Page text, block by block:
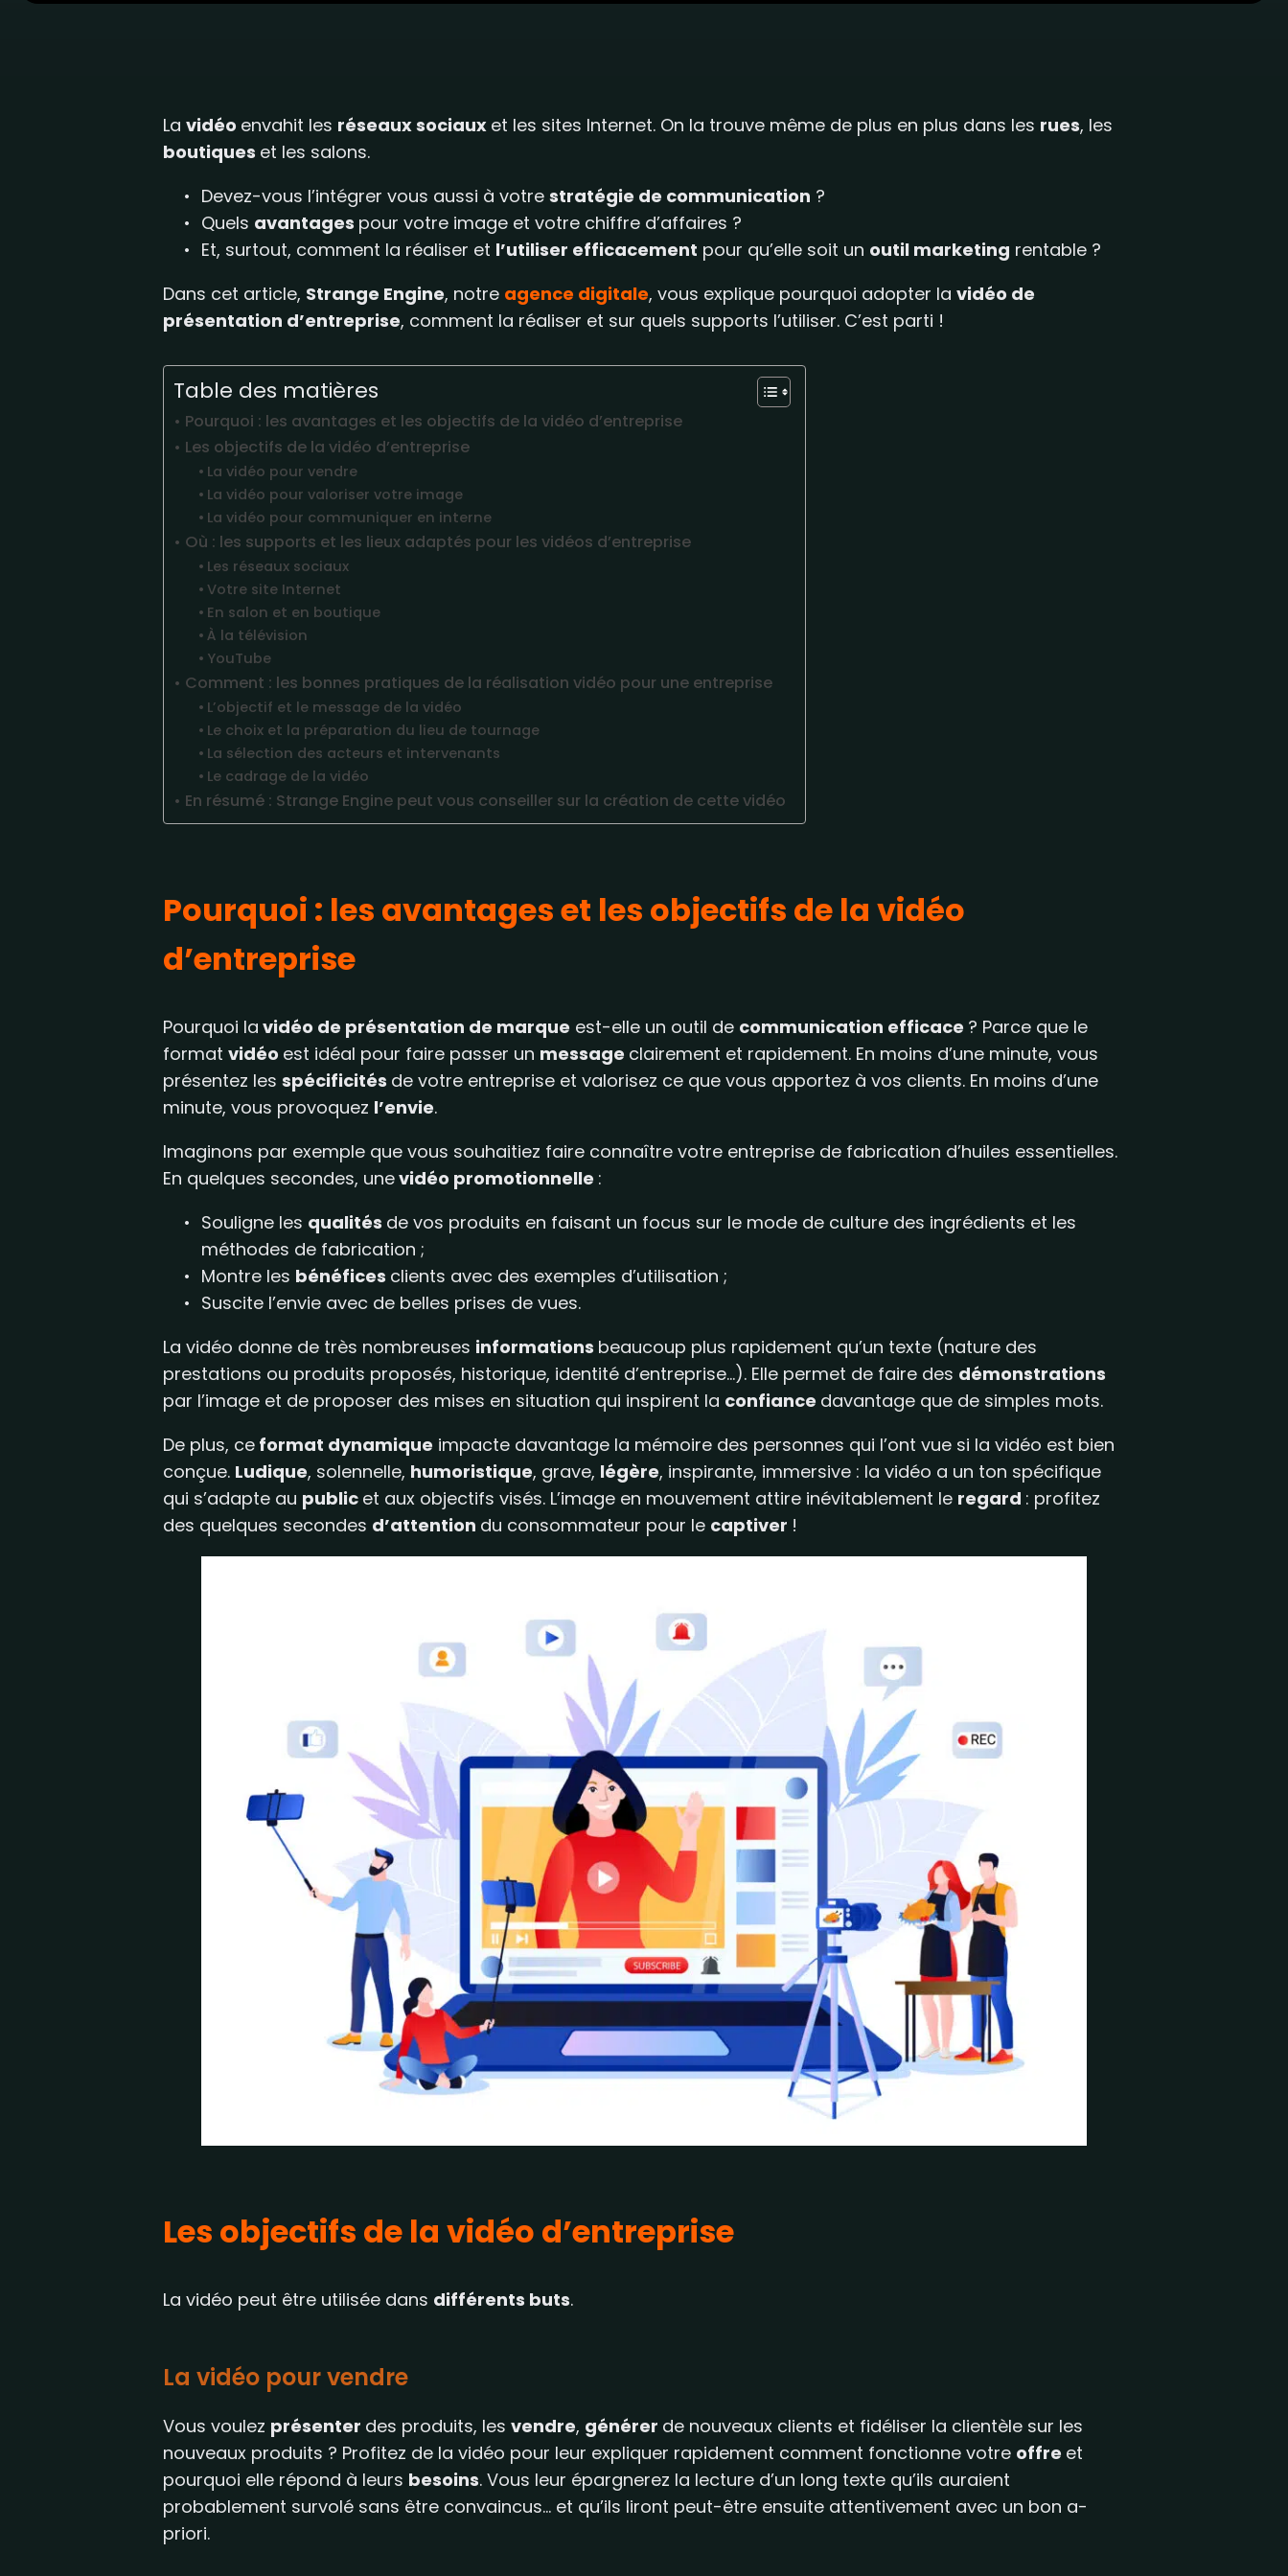
Lavidéo envahit les réseaux sociaux et les sites Internet. On la trouve même de plus en plus dans les rues, les
boutiques et les salons.
Devez-vous l’intégrer vous aussi à votrestratégie de communication ?
Quels avantages pour votre image et votre chiffre d’affaires ?
Et, surtout, comment la réaliser et l’utiliser efficacement pour qu’elle soit un outil marketing rentable ?
Dans cet article, Strange Engine, notre agence digitale, vous explique pourquoi adopter lavidéo de
présentation d’entreprise, comment la réaliser et sur quels supports l’utiliser. C’est parti !
Table des matières
Pourquoi : les avantages et les objectifs de la vidéo d’entreprise
Les objectifs de la vidéo d’entreprise
La vidéo pour vendre
La vidéo pour valoriser votre image
La vidéo pour communiquer en interne
Où : les supports et les lieux adaptés pour les vidéos d’entreprise
Les réseaux sociaux
Votre site Internet
En salon et en boutique
À la télévision
YouTube
Comment : les bonnes pratiques de la réalisation vidéo pour une entreprise
L’objectif et le message de la vidéo
Le choix et la préparation du lieu de tournage
La sélection des acteurs et intervenants
Le cadrage de la vidéo
En résumé : Strange Engine peut vous conseiller sur la création de cette vidéo
Pourquoi : les avantages et les objectifs de la vidéo
d’entreprise
Pourquoi la vidéo de présentation de marque est-elle un outil de communication efficace ? Parce que le
formatvidéo est idéal pour faire passer un message clairement et rapidement. En moins d’une minute, vous
présentez lesspécificités de votre entreprise et valorisez ce que vous apportez à vos clients. En moins d’une
minute, vous provoquez l’envie.
Imaginons par exemple que vous souhaitiez faire connaître votre entreprise de fabrication d’huiles essentielles.
En quelques secondes, unevidéo promotionnelle :
Souligne les qualités de vos produits en faisant un focus sur le mode de culture des ingrédients et les
méthodes de fabrication ;
Montre les bénéfices clients avec des exemples d’utilisation ;
Suscite l’envie avec de belles prises de vues.
La vidéo donne de très nombreuses informations beaucoup plus rapidement qu’un texte (nature des
prestations ou produits proposés, historique, identité d’entreprise…). Elle permet de faire des démonstrations
par l’image et de proposer des mises en situation qui inspirent la confiance davantage que de simples mots.
De plus, ce format dynamique impacte davantage la mémoire des personnes qui l’ont vue si la vidéo est bien
conçue. Ludique, solennelle, humoristique, grave, légère, inspirante, immersive : la vidéo a un ton spécifique
qui s’adapte au public et aux objectifs visés. L’image en mouvement attire inévitablement le regard : profitez
des quelques secondes d’attention du consommateur pour le captiver !
Les objectifs de la vidéo d’entreprise
La vidéo peut être utilisée dans différents buts.
La vidéo pour vendre
Vous voulez présenter des produits, lesvendre, générer de nouveaux clients et fidéliser la clientèle sur les
nouveaux produits ? Profitez de la vidéo pour leur expliquer rapidement comment fonctionne votre offre et
pourquoi elle répond à leurs besoins. Vous leur épargnerez la lecture d’un long texte qu’ils auraient
probablement survolé sans être convaincus… et qu’ils liront peut-être ensuite attentivement avec un bon a-
priori.